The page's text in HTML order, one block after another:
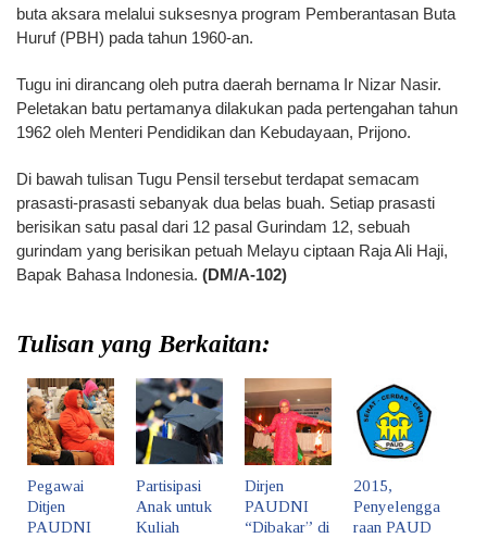
buta aksara melalui suksesnya program Pemberantasan Buta
Huruf (PBH) pada tahun 1960-an.
Tugu ini dirancang oleh putra daerah bernama Ir Nizar Nasir.
Peletakan batu pertamanya dilakukan pada pertengahan tahun
1962 oleh Menteri Pendidikan dan Kebudayaan, Prijono.
Di bawah tulisan Tugu Pensil tersebut terdapat semacam
prasasti-prasasti sebanyak dua belas buah. Setiap prasasti
berisikan satu pasal dari 12 pasal Gurindam 12, sebuah
gurindam yang berisikan petuah Melayu ciptaan Raja Ali Haji,
Bapak Bahasa Indonesia. (DM/A-102)
Tulisan yang Berkaitan:
Pegawai
Ditjen
PAUDNI
Partisipasi
Anak untuk
Kuliah
Dirjen
PAUDNI
“Dibakar” di
2015,
Penyelengga
raan PAUD